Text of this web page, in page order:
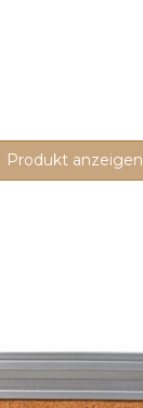
Produkt anzeigen